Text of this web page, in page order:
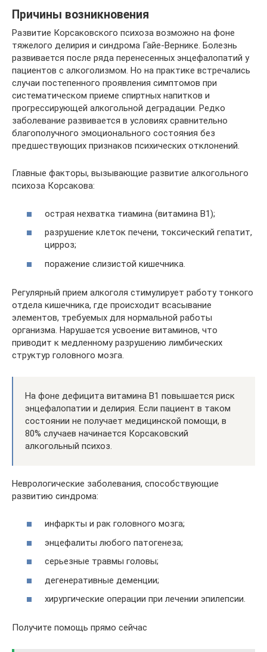
Причины возникновения
Развитие Корсаковского психоза возможно на фоне
тяжелого делирия и синдрома Гайе-Вернике. Болезнь
развивается после ряда перенесенных энцефалопатий у
пациентов с алкоголизмом. Но на практике встречались
случаи постепенного проявления симптомов при
систематическом приеме спиртных напитков и
прогрессирующей алкогольной деградации. Редко
заболевание развивается в условиях сравнительно
благополучного эмоционального состояния без
предшествующих признаков психических отклонений.
Главные факторы, вызывающие развитие алкогольного
психоза Корсакова:
острая нехватка тиамина (витамина В1);
разрушение клеток печени, токсический гепатит,
цирроз;
поражение слизистой кишечника.
Регулярный прием алкоголя стимулирует работу тонкого
отдела кишечника, где происходит всасывание
элементов, требуемых для нормальной работы
организма. Нарушается усвоение витаминов, что
приводит к медленному разрушению лимбических
структур головного мозга.
На фоне дефицита витамина В1 повышается риск
энцефалопатии и делирия. Если пациент в таком
состоянии не получает медицинской помощи, в
80% случаев начинается Корсаковский
алкогольный психоз.
Неврологические заболевания, способствующие
развитию синдрома:
инфаркты и рак головного мозга;
энцефалиты любого патогенеза;
серьезные травмы головы;
дегенеративные деменции;
хирургические операции при лечении эпилепсии.
Получите помощь прямо сейчас